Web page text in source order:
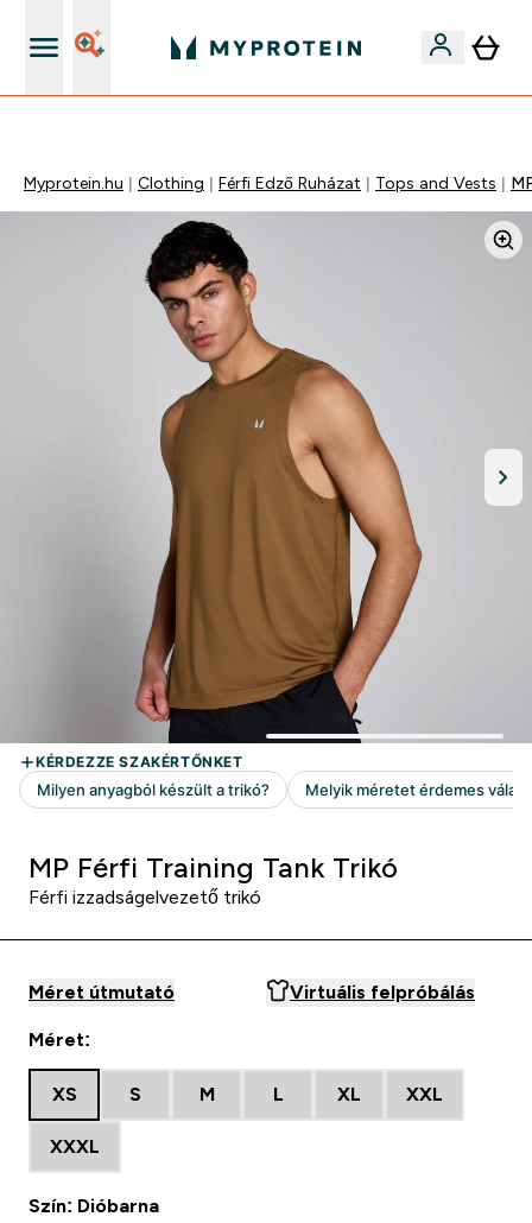
Myprotein.hu Clothing Férfi Edző Ruházat Tops and Vests
MP Férfi Training Tank Trikó
Férfi izzadságelvezető trikó
Méret útmutató Virtuális felpróbálás
Méret:
XS S M L XL XXL
XXXL
Szín: Dióbarna